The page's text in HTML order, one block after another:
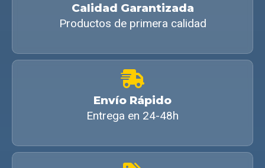
Calidad Garantizada
Productos de primera calidad
Envío Rápido
Entrega en 24-48h